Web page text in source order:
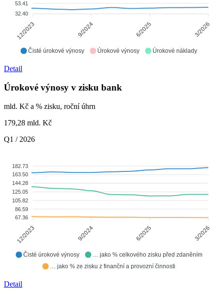
53.41
32.40
12/2023 9/2024 6/2025 3/2026
Čisté úrokové výnosy Úrokové výnosy Úrokové náklady
Detail
Úrokové výnosy v zisku bank
mld. Kč a % zisku, roční úhrn
179,28 mld. Kč
Q1 / 2026
182.73
163.50
144.28
125.05
105.82
86.59
67.36
12/2023 9/2024 6/2025 3/2026
Čisté úrokové výnosy
… jako % celkového zisku před zdaněním
… jako % ze zisku z finanční a provozní činnosti
Detail